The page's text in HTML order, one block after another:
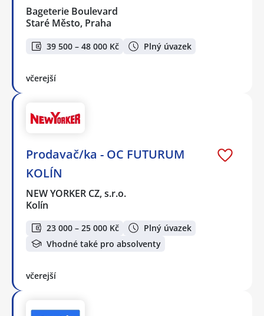
Bageterie Boulevard
Staré Město, Praha
39 500 – 48 000 Kč Plný úvazek
včerejší
Prodavač/ka - OC FUTURUM
KOLÍN
NEW YORKER CZ, s.r.o.
Kolín
23 000 – 25 000 Kč
Plný úvazek
Vhodné také pro absolventy
včerejší